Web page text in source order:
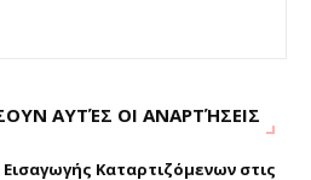
ΑΥΤΈΣ ΟΙ ΑΝΑΡΤΉΣΕΙΣ
Καταρτιζόμενων στις